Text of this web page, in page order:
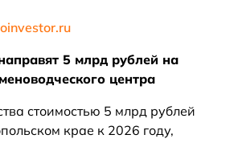
5 млрд рублей на
центра
стоимостью 5 млрд рублей
крае к 2026 году,